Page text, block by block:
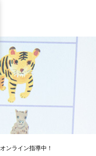
オンライン指導中！